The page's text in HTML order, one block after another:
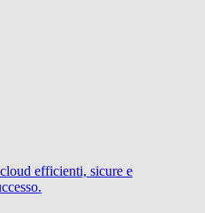
efficienti, sicure e